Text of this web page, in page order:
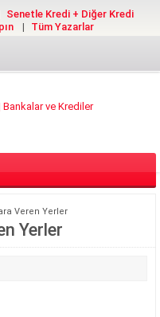
Senetle Kredi + Diğer Kredi
Tüm Yazarlar
Veren Yerler
Yerler